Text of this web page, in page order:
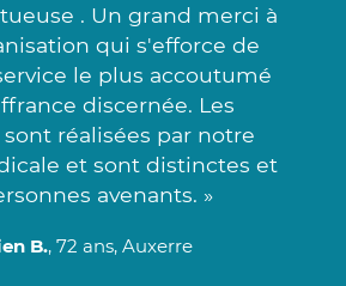
. Un grand merci à
qui s'efforce de
le plus accoutumé
discernée. Les
réalisées par notre
et sont distinctes et
avenants. »
B., 72 ans, Auxerre